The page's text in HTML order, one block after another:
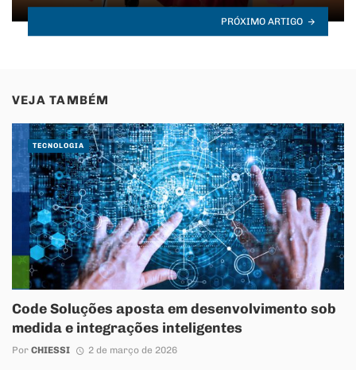
PRÓXIMO ARTIGO
VEJA TAMBÉM
Code Soluções aposta em desenvolvimento sob
medida e integrações inteligentes
Por CHIESSI 2 de março de 2026
TECNOLOGIA